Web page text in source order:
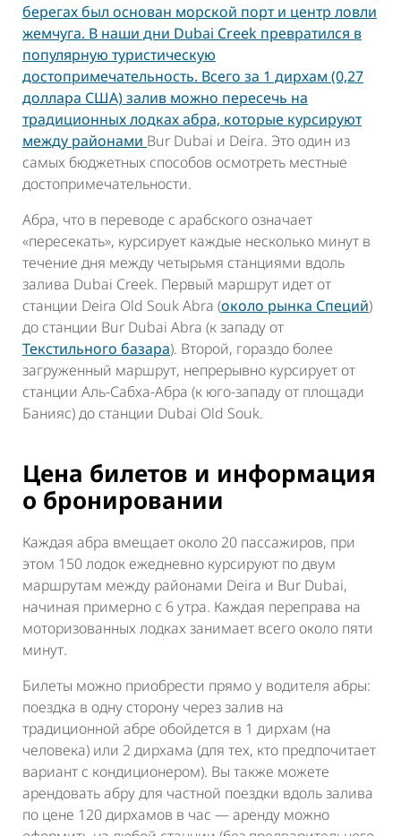
берегах был основан морской порт и центр ловли
жемчуга. В наши дни Dubai Creek превратился в
популярную туристическую
достопримечательность. Всего за 1 дирхам (0,27
доллара США) залив можно пересечь на
традиционных лодках абра, которые курсируют
между районами Bur Dubai и Deira. Это один из
самых бюджетных способов осмотреть местные
достопримечательности.
Абра, что в переводе с арабского означает
«пересекать», курсирует каждые несколько минут в
течение дня между четырьмя станциями вдоль
залива Dubai Creek. Первый маршрут идет от
станции Deira Old Souk Abra (около рынка Специй)
до станции Bur Dubai Abra (к западу от
Текстильного базара). Второй, гораздо более
загруженный маршрут, непрерывно курсирует от
станции Аль-Сабха-Абра (к юго-западу от площади
Банияс) до станции Dubai Old Souk.
Цена билетов и информация
о бронировании
Каждая абра вмещает около 20 пассажиров, при
этом 150 лодок ежедневно курсируют по двум
маршрутам между районами Deira и Bur Dubai,
начиная примерно с 6 утра. Каждая переправа на
моторизованных лодках занимает всего около пяти
минут.
Билеты можно приобрести прямо у водителя абры:
поездка в одну сторону через залив на
традиционной абре обойдется в 1 дирхам (на
человека) или 2 дирхама (для тех, кто предпочитает
вариант с кондиционером). Вы также можете
арендовать абру для частной поездки вдоль залива
по цене 120 дирхамов в час — аренду можно